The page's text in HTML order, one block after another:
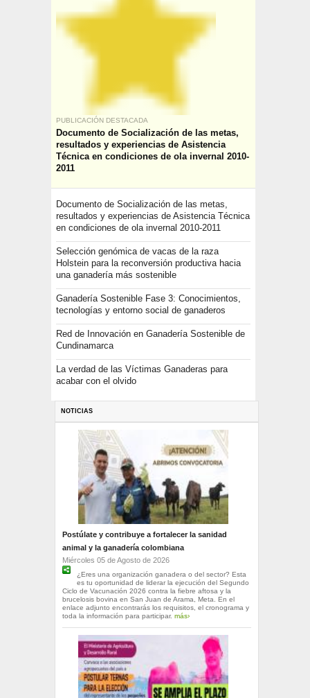
PUBLICACIÓN DESTACADA
Documento de Socialización de las metas,
resultados y experiencias de Asistencia
Técnica en condiciones de ola invernal 2010-
2011
Documento de Socialización de las metas,
resultados y experiencias de Asistencia Técnica
en condiciones de ola invernal 2010-2011
Selección genómica de vacas de la raza
Holstein para la reconversión productiva hacia
una ganadería más sostenible
Ganadería Sostenible Fase 3: Conocimientos,
tecnologías y entorno social de ganaderos
Red de Innovación en Ganadería Sostenible de
Cundinamarca
La verdad de las Víctimas Ganaderas para
acabar con el olvido
NOTICIAS
Postúlate y contribuye a fortalecer la sanidad
animal y la ganadería colombiana
Miércoles 05 de Agosto de 2026
¿Eres una organización ganadera o del sector? Esta
es tu oportunidad de liderar la ejecución del Segundo
Ciclo de Vacunación 2026 contra la fiebre aftosa y la
brucelosis bovina en San Juan de Arama, Meta. En el
enlace adjunto encontrarás los requisitos, el cronograma y
toda la información para participar. más›